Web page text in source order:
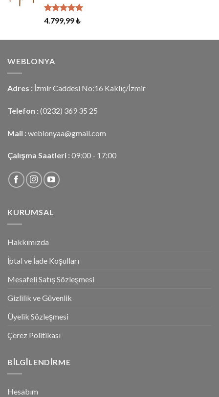
5 üzerinden
oy
4.799,99₺
WEBLONYA
Adres : İzmir Caddesi No:16 Kaklıç/İzmir
Telefon : (0232) 369 35 25
Mail : weblonyaa@gmail.com
Çalışma Saatleri : 09:00 - 17:00
KURUMSAL
Hakkımızda
İptal ve İade Koşulları
Mesafeli Satış Sözleşmesi
Gizlilik ve Güvenlik
Üyelik Sözleşmesi
Çerez Politikası
BILGILENDIRME
Hesabım